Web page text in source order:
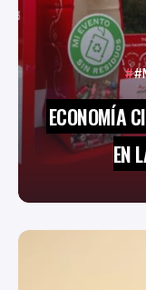
ECONOMÍA
EN